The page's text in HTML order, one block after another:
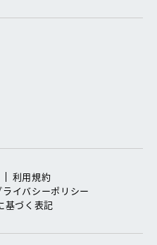
利用規約
ライバシーポリシー
基づく表記